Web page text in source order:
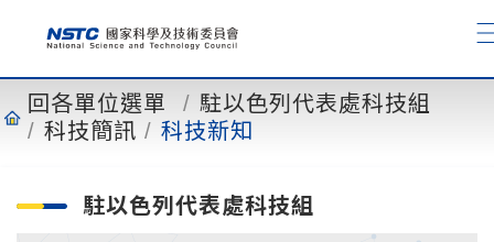
容 回各單位選單
駐以色列代表處科技組
科技簡訊
科技新知
駐以色列代表處科技組